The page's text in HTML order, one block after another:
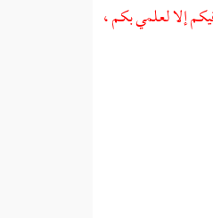
إلا لعلمي بكم ،